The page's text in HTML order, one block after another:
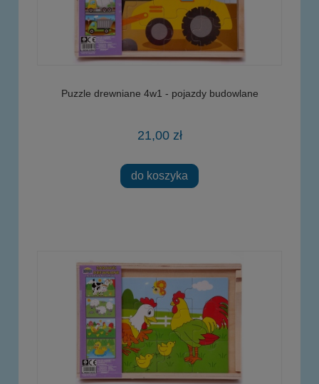
Puzzle drewniane 4w1 - pojazdy budowlane
21,00 zł
do koszyka